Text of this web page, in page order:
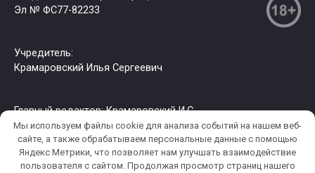
Эл № ФС77-82233
Учредитель:
Крамаровский Илья Сергеевич
Главный редактор: Крамаровский И.С.
© 2026 РИА СЗФО. Копирование информации только с
разрешения правообладателя.
Мы используем файлы cookie для анализа событий на нашем веб-
сайте, а также обрабатываем персональные данные с помощью
Яндекс Метрики, что позволяет нам улучшать взаимодействие
пользователя c сайтом. Продолжая просмотр страниц нашего